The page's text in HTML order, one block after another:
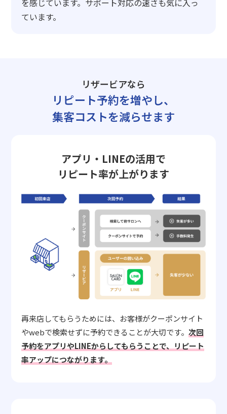
ています。
リザービアなら
リピート予約を増やし、
集客コストを減らせます
アプリ・LINEの活用で
リピート率が上がります
再来店してもらうためには、お客様がクーポンサイト
やwebで検索せずに予約できることが大切です。次回
予約をアプリやLINEからしてもらうことで、リピート
率アップにつながります。